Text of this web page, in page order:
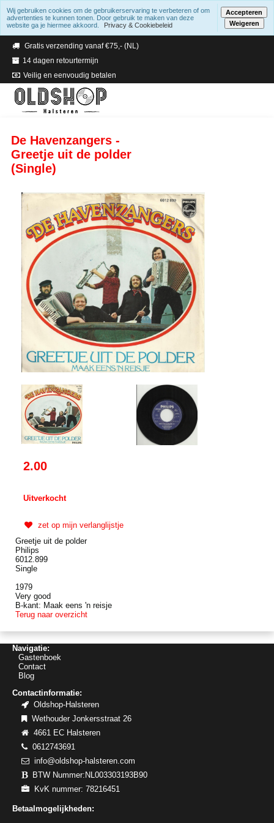
Verzending binnen 2 a 3 werkdagen
Gratis verzending vanaf €75,- (NL)
14 dagen retourtermijn
Veilig en eenvoudig betalen
De Havenzangers -
Greetje uit de polder
(Single)
2.00
Uitverkocht
zet op mijn verlanglijstje
Greetje uit de polder
Philips
6012.899
Single
1979
Very good
B-kant: Maak eens 'n reisje
Terug naar overzicht
Navigatie:
Gastenboek
Contact
Blog
Contactinformatie:
Oldshop-Halsteren
Wethouder Jonkersstraat 26
4661 EC Halsteren
0612743691
info@oldshop-halsteren.com
BTW Nummer:NL003303193B90
KvK nummer: 78216451
Betaalmogelijkheden:
Wij gebruiken cookies om de gebruikerservaring te verbeteren of om
advertenties te kunnen tonen. Door gebruik te maken van deze
website ga je hiermee akkoord.
Privacy & Cookiebeleid
Accepteren
Weigeren